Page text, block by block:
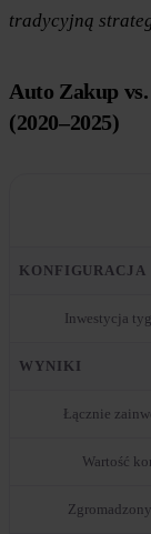
tradycyjną
Auto Zakup
(2020–2025)
KONFIGURACJA
Inwestycja
WYNIKI
Łącznie
Wartość